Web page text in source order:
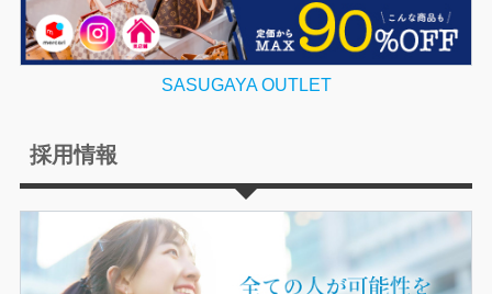
SASUGAYA OUTLET
採用情報